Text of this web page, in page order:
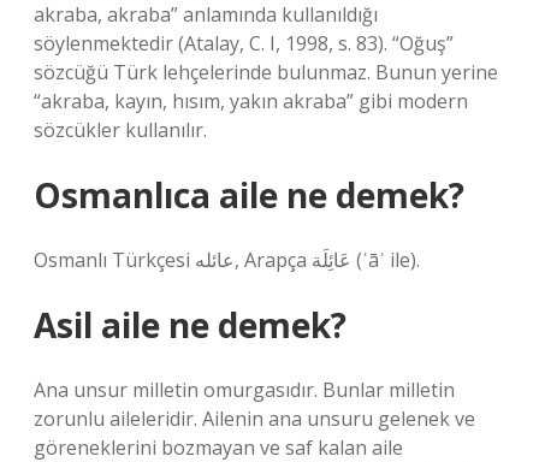
akraba, akraba” anlamında kullanıldığı
söylenmektedir (Atalay, C. I, 1998, s. 83). “Oğuş”
sözcüğü Türk lehçelerinde bulunmaz. Bunun yerine
“akraba, kayın, hısım, yakın akraba” gibi modern
sözcükler kullanılır.
Osmanlıca aile ne demek?
Osmanlı Türkçesi عائله‎, Arapça عَائِلَة‎ (ʿāʾ ile).
Asil aile ne demek?
Ana unsur milletin omurgasıdır. Bunlar milletin
zorunlu aileleridir. Ailenin ana unsuru gelenek ve
göreneklerini bozmayan ve saf kalan aile